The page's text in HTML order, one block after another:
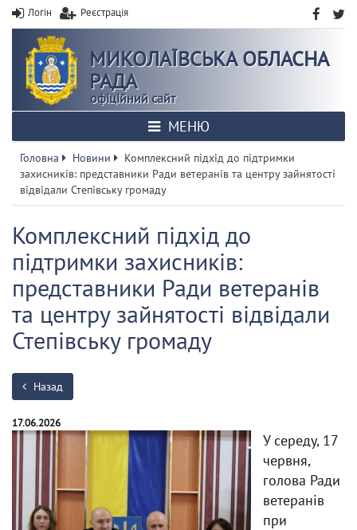
Логін Реєстрація
МИКОЛАЇВСЬКА ОБЛАСНА
РАДА
офіційний сайт
МЕНЮ
Головна Новини
Комплексний підхід до підтримки
захисників: представники Ради ветеранів та центру зайнятості
відвідали Степівську громаду
Комплексний підхід до
підтримки захисників:
представники Ради ветеранів
та центру зайнятості відвідали
Степівську громаду
Назад
17.06.2026
У середу, 17
червня,
голова Ради
ветеранів
при